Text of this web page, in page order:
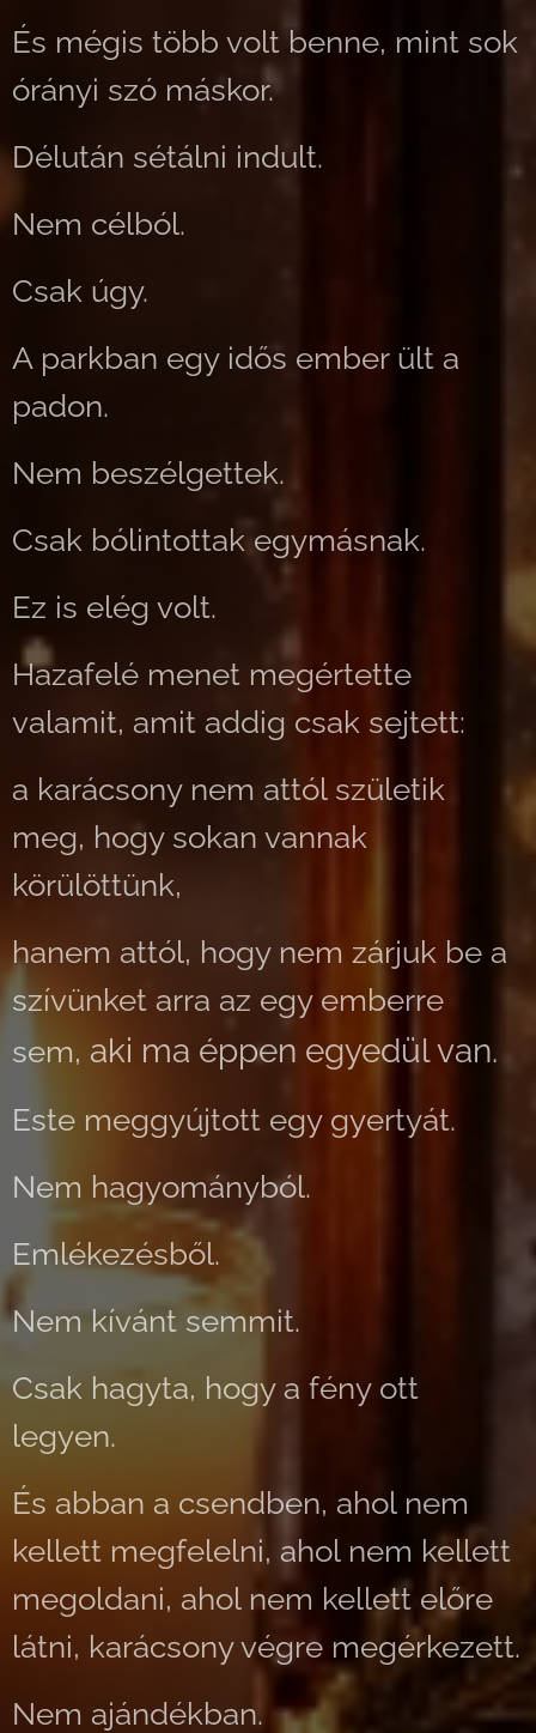
És mégis több volt benne, mint sok
órányi szó máskor.
Délután sétálni indult.
Nem célból.
Csak úgy.
A parkban egy idős ember ült a
padon.
Nem beszélgettek.
Csak bólintottak egymásnak.
Ez is elég volt.
Hazafelé menet megértette
valamit, amit addig csak sejtett:
a karácsony nem attól születik
meg, hogy sokan vannak
körülöttünk,
hanem attól, hogy nem zárjuk be a
szívünket arra az egy emberre
sem, aki ma éppen egyedül van.
Este meggyújtott egy gyertyát.
Nem hagyományból.
Emlékezésből.
Nem kívánt semmit.
Csak hagyta, hogy a fény ott
legyen.
És abban a csendben, ahol nem
kellett megfelelni, ahol nem kellett
megoldani, ahol nem kellett előre
látni, karácsony végre megérkezett.
Nem ajándékban.